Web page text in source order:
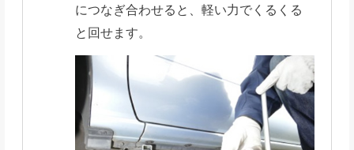
につなぎ合わせると、軽い力でくるくる
と回せます。